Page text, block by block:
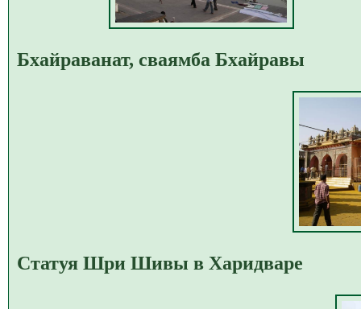
Бхайраванат, сваямба Бхайравы
Статуя Шри Шивы в Харидваре